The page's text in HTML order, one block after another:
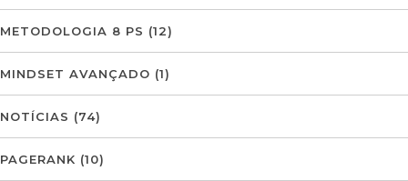
METODOLOGIA 8 PS (12)
MINDSET AVANÇADO (1)
NOTÍCIAS (74)
PAGERANK (10)